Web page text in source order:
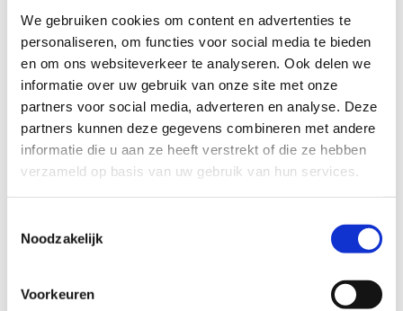
We gebruiken cookies om content en advertenties te
personaliseren, om functies voor social media te bieden
en om ons websiteverkeer te analyseren. Ook delen we
informatie over uw gebruik van onze site met onze
partners voor social media, adverteren en analyse. Deze
partners kunnen deze gegevens combineren met andere
informatie die u aan ze heeft verstrekt of die ze hebben
verzameld op basis van uw gebruik van hun services.
Noodzakelijk
Voorkeuren
inderdaad de spannende figuren en verhalen op
het spoor. Chris Kubecka die grote lekken bij
Boeing ontdekte, de Grumpy Old Hackers die min
of meer per ongeluk in het Twitteraccount van
Donald Trump terechtkwamen en Victor Gevers die
nog een tweede keer Trumps Twitteraccount
binnendrong. En dan was er nog het verhaal van de
grootste ransomware-aanval aller tijden, waarbij
miljoenen aan losgeld geëist werd, en waar een
groepje Nederlandse white hat hackers bij